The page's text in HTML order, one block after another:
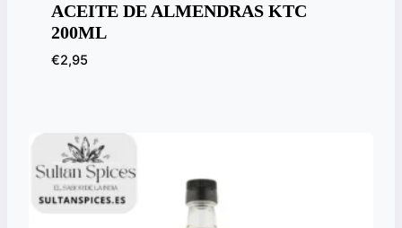
ACEITE DE ALMENDRAS KTC
200ML
€2,95